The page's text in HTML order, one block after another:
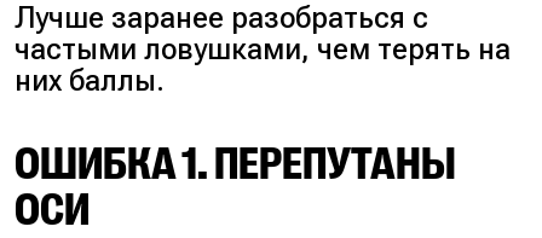
Лучше заранее разобраться с
частыми ловушками, чем терять на
них баллы.
ОШИБКА 1. ПЕРЕПУТАНЫ
ОСИ